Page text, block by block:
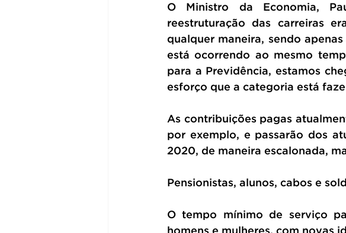
O Ministro da Economia,
reestruturação das carreiras
qualquer maneira, sendo
está ocorrendo ao mesmo
para a Previdência, estamos
esforço que a categoria está
As contribuições pagas
por exemplo, e passarão dos
2020, de maneira escalonada,
Pensionistas, alunos, cabos e
O tempo mínimo de serviço